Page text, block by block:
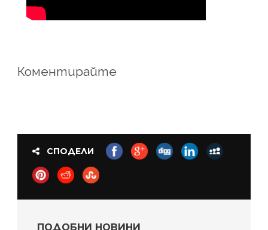
Коментирайте
СПОДЕЛИ
ПОДОБНИ НОВИНИ